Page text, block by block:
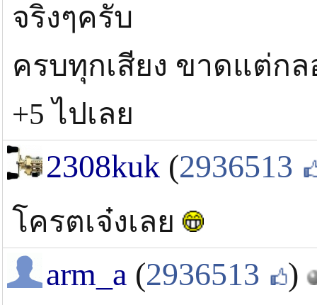
จริงๆครับ
ครบทุกเสียง ขาดแต่กล
+5 ไปเลย
2308kuk (2936513
โครตเจ๋งเลย
arm_a (2936513 )